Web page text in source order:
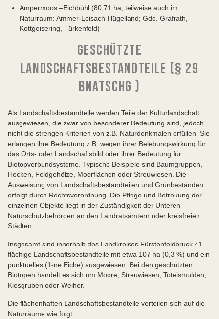
Ampermoos –Eichbühl (80,71 ha; teilweise auch im
Naturraum: Ammer-Loisach-Hügelland; Gde. Grafrath,
Kottgeisering, Türkenfeld)
GESCHÜTZTE
LANDSCHAFTSBESTANDTEILE (§ 29
BNATSCHG )
Als Landschaftsbestandteile werden Teile der Kulturlandschaft
ausgewiesen, die zwar von besonderer Bedeutung sind, jedoch
nicht die strengen Kriterien von z.B. Naturdenkmalen erfüllen. Sie
erlangen ihre Bedeutung z.B. wegen ihrer Belebungswirkung für
das Orts- oder Landschaftsbild oder ihrer Bedeutung für
Biotopverbundsysteme. Typische Beispiele sind Baumgruppen,
Hecken, Feldgehölze, Moorflächen oder Streuwiesen. Die
Ausweisung von Landschaftsbestandteilen und Grünbeständen
erfolgt durch Rechtsverordnung. Die Pflege und Betreuung der
einzelnen Objekte liegt in der Zuständigkeit der Unteren
Naturschutzbehörden an den Landratsämtern oder kreisfreien
Städten.
Insgesamt sind innerhalb des Landkreises Fürstenfeldbruck 41
flächige Landschaftsbestandteile mit etwa 107 ha (0,3 %) und ein
punktuelles (1-ne Eiche) ausgewiesen. Bei den geschützten
Biotopen handelt es sich um Moore, Streuwiesen, Toteismulden,
Kiesgruben oder Weiher.
Die flächenhaften Landschaftsbestandteile verteilen sich auf die
Naturräume wie folgt: